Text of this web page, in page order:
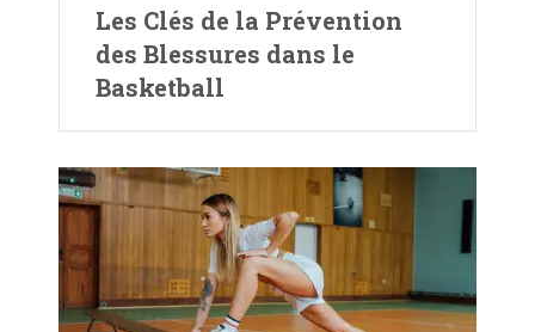
Les Clés de la Prévention
des Blessures dans le
Basketball